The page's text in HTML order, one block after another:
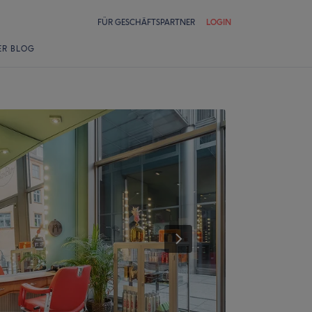
FÜR GESCHÄFTSPARTNER LOGIN
BLOG